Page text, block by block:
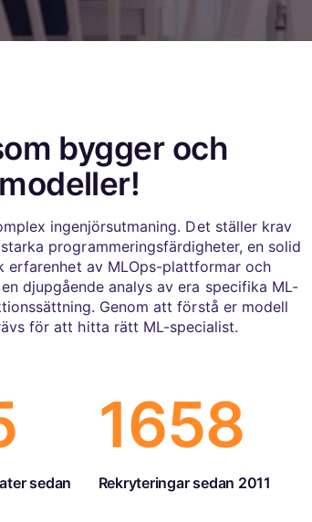
bygger och
ingenjörsutmaning. Det ställer krav
programmeringsfärdigheter, en solid
erfarenhet av MLOps-plattformar och
djupgående analys av era specifika ML-
Genom att förstå er modell
för att hitta rätt ML-specialist.
sedan
1658
Rekryteringar sedan 2011